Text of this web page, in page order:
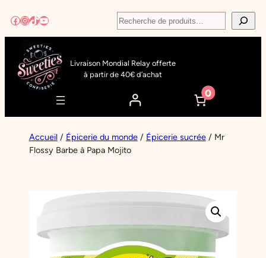
au
contenu
Facebook
Instagram
TikTok
YouTube Recherche
Livraison Mondial Relay offerte
à partir de 40€ d’achat
0
Accueil/ Épicerie du monde/ Épicerie sucrée/ Mr
Flossy Barbe à Papa Mojito